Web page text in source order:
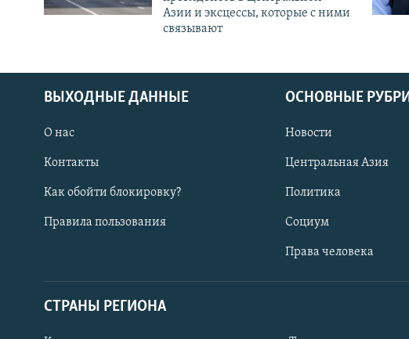
Азии и эксцессы, которые с ними
связывают
ВЫХОДНЫЕ ДАННЫЕ
О нас
Контакты
Как обойти блокировку?
Правила пользования
ОСНОВНЫЕ
Новости
Центральная Азия
Политика
Социум
Права человека
СТРАНЫ РЕГИОНА